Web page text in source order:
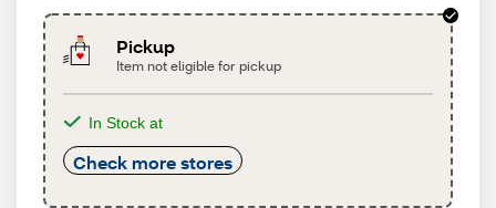
Pickup
Item not eligible for pickup
In Stock at
Check more stores